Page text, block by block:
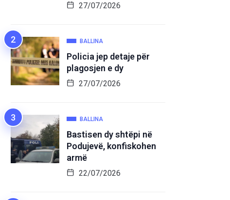
27/07/2026
BALLINA
Policia jep detaje për
plagosjen e dy
27/07/2026
BALLINA
Bastisen dy shtëpi në
Podujevë, konfiskohen
armë
22/07/2026